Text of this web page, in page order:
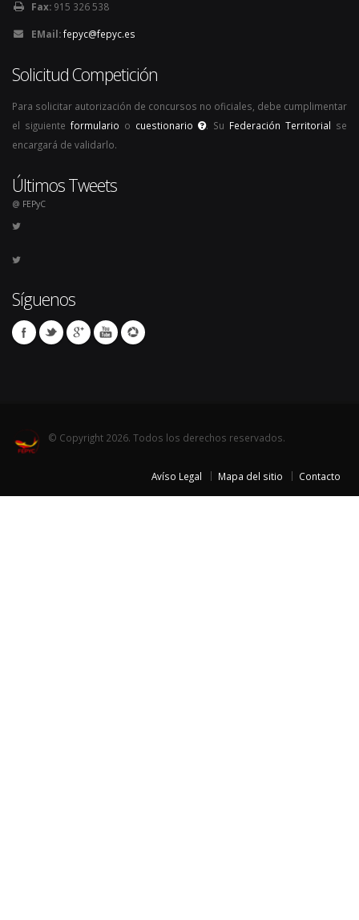
Fax: 915 326 538
EMail:fepyc@fepyc.es
Solicitud Competición
Para solicitar autorización de concursos no oficiales, debe cumplimentar
el siguiente formulario o cuestionario . Su Federación Territorial se
encargará de validarlo.
Últimos Tweets
@ FEPyC
Síguenos
© Copyright 2026. Todos los derechos reservados.
Avíso Legal Mapa del sitio Contacto